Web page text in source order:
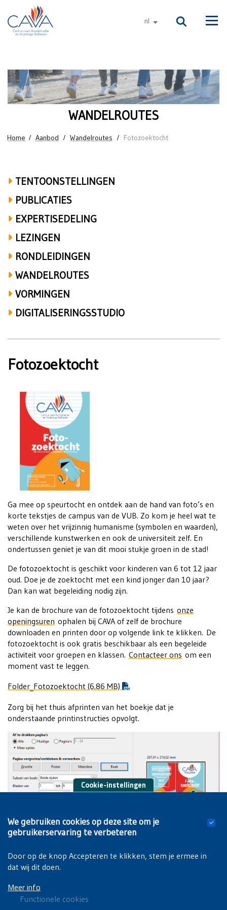
Naar de inhoud
nl andere talen
Fotozoektocht
WANDELROUTES
U bent hier
Home Aanbod Wandelroutes Fotozoektocht
TENTOONSTELLINGEN
PUBLICATIES
EXPERTISEDELING
LEZINGEN
RONDLEIDINGEN
WANDELROUTES
VORMINGEN
DIGITALISERINGSSTUDIO
Fotozoektocht
Ga mee op speurtocht en ontdek aan de hand van foto’s en
korte tekstjes de campus van de VUB. Zo kom je heel wat te
weten over het vrijzinnig humanisme (symbolen en waarden),
verschillende kunstwerken en ook de universiteit zelf. En
ondertussen geniet je van dit mooi stukje groen in de stad!
De fotozoektocht is geschikt voor kinderen van 6 tot 12 jaar
oud. Doe je de zoektocht met een kind jonger dan 10 jaar?
Dan kan wat begeleiding nodig zijn.
Je kan de brochure van de fotozoektocht tijdens onze
openingsuren ophalen bij CAVA of zelf de brochure
downloaden en printen door op volgende link te klikken. De
fotozoektocht is ook gratis beschikbaar als een begeleide
activiteit voor groepen en klassen. Contacteer ons om een
moment vast te leggen.
Folder_Fotozoektocht (6.86 MB)
Zorg bij het thuis afprinten van het boekje dat je
onderstaande printinstructies opvolgt.
Cookie-instellingen
We gebruiken cookies op deze site om je
gebruikerservaring te verbeteren
Door op de knop Accepteren te klikken, stem je ermee in
dat wij dit doen.
Meer info
Functionele cookies